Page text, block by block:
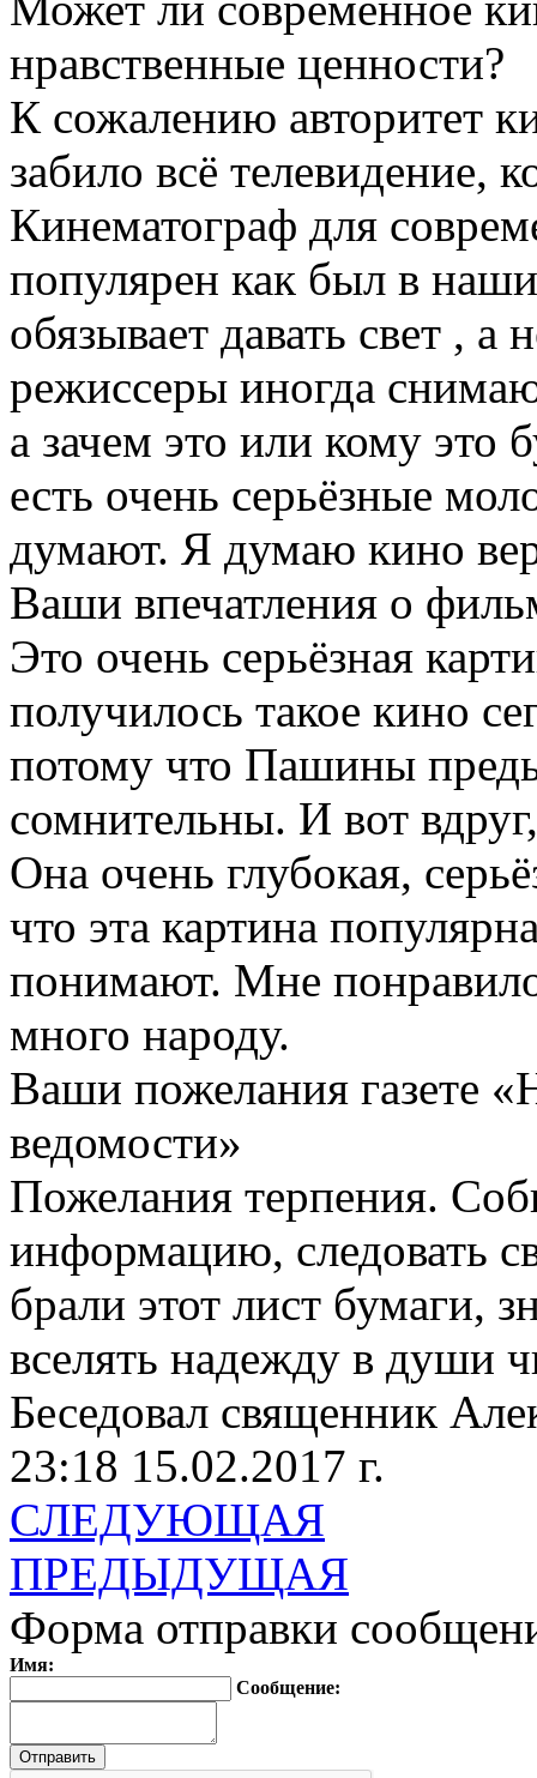
нравственные ценности?
К сожалению авторитет
забило всё телевидение,
Кинематограф для
популярен как был в
обязывает давать свет ,
режиссеры иногда
а зачем это или кому это
есть очень серьёзные
думают. Я думаю кино
Ваши впечатления о
Это очень серьёзная
получилось такое кино
потому что Пашины
сомнительны. И вот
Она очень глубокая,
что эта картина
понимают. Мне
много народу.
Ваши пожелания газете
ведомости»
Пожелания терпения.
информацию, следовать
брали этот лист бумаги,
вселять надежду в души
Беседовал священник
23:18 15.02.2017 г.
СЛЕДУЮЩАЯ
ПРЕДЫДУЩАЯ
Форма отправки
Имя:
Сообщение: